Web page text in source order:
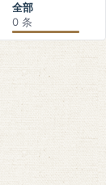
全部
0 条